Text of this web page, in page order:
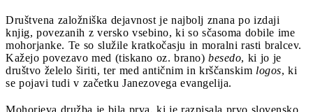
Društvena založniška dejavnost je najbolj znana po izdaji
knjig, povezanih z versko vsebino, ki so sčasoma dobile ime
mohorjanke. Te so služile kratkočasju in moralni rasti bralcev.
Kažejo povezavo med (tiskano oz. brano) besedo, ki jo je
društvo želelo širiti, ter med antičnim in krščanskim logos, ki
se pojavi tudi v začetku Janezovega evangelija.
Mohorjeva družba je bila prva, ki je razpisala prvo slovensko